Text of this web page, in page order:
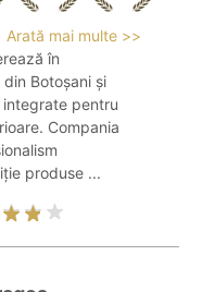
Arată mai multe >>
în
Botoșani și
pentru
Compania
produse ...